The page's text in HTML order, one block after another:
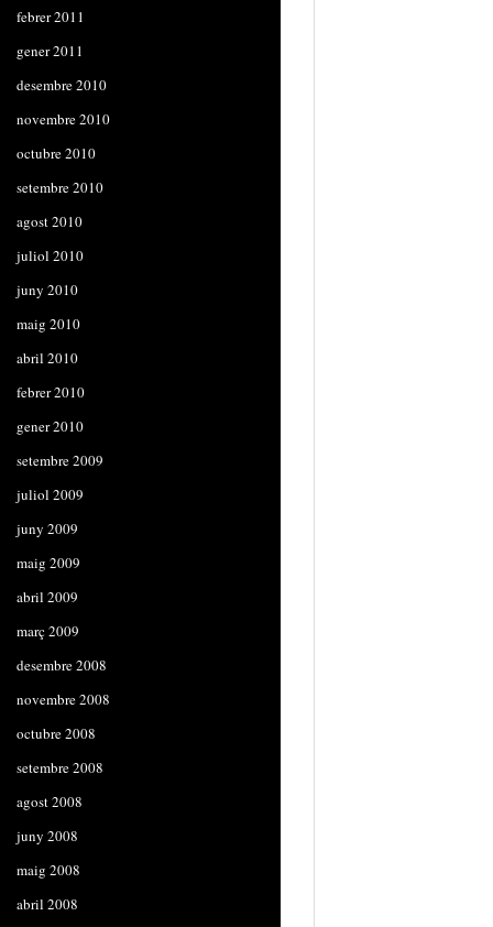
febrer 2011
gener 2011
desembre 2010
novembre 2010
octubre 2010
setembre 2010
agost 2010
juliol 2010
juny 2010
maig 2010
abril 2010
febrer 2010
gener 2010
setembre 2009
juliol 2009
juny 2009
maig 2009
abril 2009
març 2009
desembre 2008
novembre 2008
octubre 2008
setembre 2008
agost 2008
juny 2008
maig 2008
abril 2008